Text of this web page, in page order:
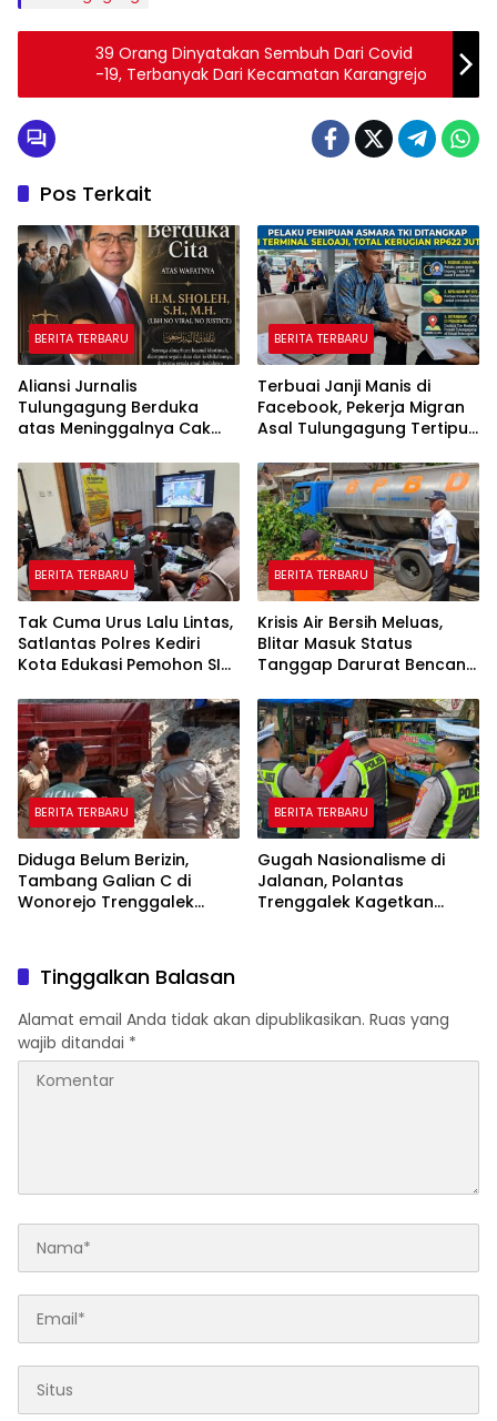
39 Orang Dinyatakan Sembuh Dari Covid
-19, Terbanyak Dari Kecamatan Karangrejo
Pos Terkait
BERITA TERBARU
Aliansi Jurnalis
Tulungagung Berduka
atas Meninggalnya Cak
“Beliau Pejuang Keadilan
yang Vokal”
BERITA TERBARU
Terbuai Janji Manis di
Facebook, Pekerja Migran
Asal Tulungagung Tertipu
BERITA TERBARU
Tak Cuma Urus Lalu Lintas,
Satlantas Polres Kediri
Kota Edukasi Pemohon SIM
Pelatihan AI
BERITA TERBARU
Krisis Air Bersih Meluas,
Blitar Masuk Status
Tanggap Darurat Bencana
BERITA TERBARU
Diduga Belum Berizin,
Tambang Galian C di
Wonorejo Trenggalek
BERITA TERBARU
Gugah Nasionalisme di
Jalanan, Polantas
Trenggalek Kagetkan
Tinggalkan Balasan
Alamat email Anda tidak akan dipublikasikan. Ruas yang
wajib ditandai *